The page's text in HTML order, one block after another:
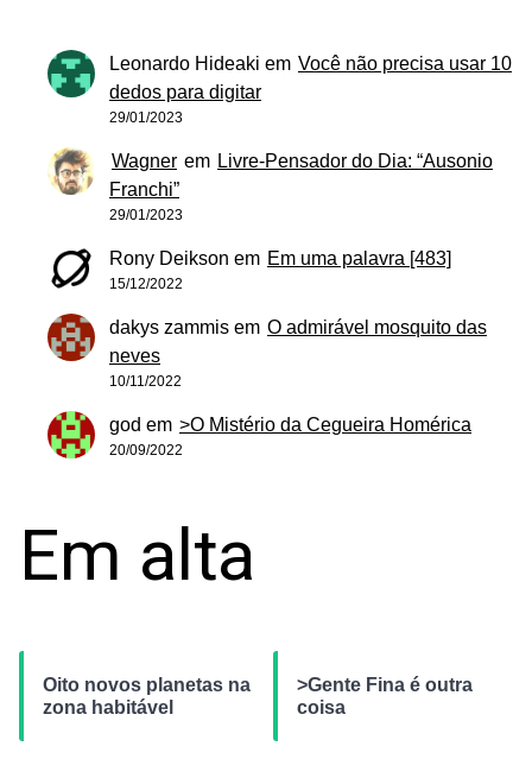
Leonardo Hideaki em Você não precisa usar 10
dedos para digitar
29/01/2023
Wagner em Livre-Pensador do Dia: “Ausonio
Franchi”
29/01/2023
Rony Deikson em Em uma palavra [483]
15/12/2022
dakys zammis em O admirável mosquito das
neves
10/11/2022
god em >O Mistério da Cegueira Homérica
20/09/2022
Em alta
Oito novos planetas na
zona habitável
>Gente Fina é outra
coisa